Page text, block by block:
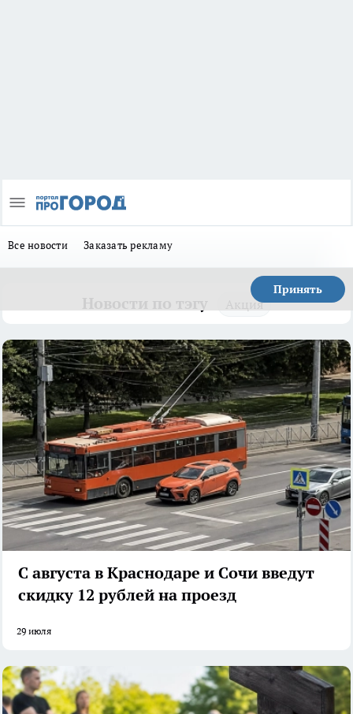
Все новости Заказать рекламу
Принять
Акция
С августа в Краснодаре и Сочи введут
скидку 12 рублей на проезд
29 июля